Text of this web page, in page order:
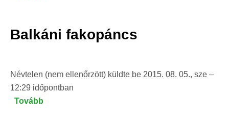
Balkáni fakopáncs
Névtelen (nem ellenőrzött) küldte be 2015. 08. 05., sze –
12:29 időpontban
Tovább